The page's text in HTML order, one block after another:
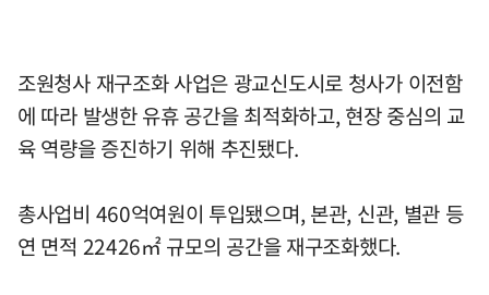
조원청사 재구조화 사업은 광교신도시로 청사가 이전함
에 따라 발생한 유휴 공간을 최적화하고, 현장 중심의 교
육 역량을 증진하기 위해 추진됐다.
총사업비 460억여원이 투입됐으며, 본관, 신관, 별관 등
연 면적 22426㎡ 규모의 공간을 재구조화했다.